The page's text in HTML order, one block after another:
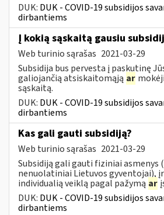
DUK: DUK - COVID-19 subsidijos
dirbantiems
Į kokią sąskaitą gausiu
Web turinio sąrašas 2021-03-29
Subsidija bus pervesta į paskutinę
galiojančią atsiskaitomąją ar
sąskaitą.
DUK: DUK - COVID-19 subsidijos
dirbantiems
Kas gali gauti subsidiją?
Web turinio sąrašas 2021-03-29
Subsidiją gali gauti fiziniai asmenys
nenuolatiniai Lietuvos gyventojai),
individualią veiklą pagal pažymą ar
DUK: DUK - COVID-19 subsidijos
dirbantiems